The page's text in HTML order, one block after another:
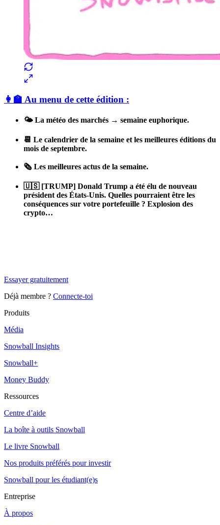
👩‍🏫 Au menu de cette édition :
🌤️ La météo des marchés → semaine euphorique.
📆 Le calendrier de la semaine et les meilleures éditions du
mois de septembre.
🗞️ Les meilleures actus de la semaine.
🇺🇸 [TRUMP] Donald Trump a été élu de nouveau
président des États-Unis. Quelles pourraient être les
conséquences sur votre portefeuille ? Explosion des
crypto…
Essayer gratuitement
Déjà membre ? Connecte-toi
Produits
Média
Snowball Insights
Snowball+
Money Buddy
Ressources
Centre d’aide
La boîte à outils Snowball
Le livre Snowball
Nos produits préférés pour investir
Snowball pour les étudiant(e)s
Entreprise
À propos